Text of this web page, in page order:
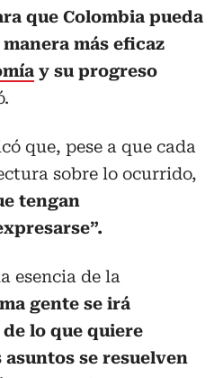
que Colombia pueda
más eficaz
y su progreso
que, pese a que cada
sobre lo ocurrido,
tengan
esencia de la
gente se irá
lo que quiere
se resuelven